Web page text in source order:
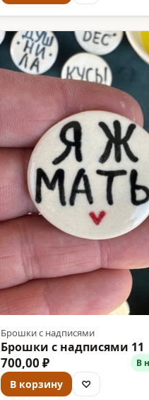
Брошки с надписями
Брошки с надписями 11
700,00 ₽ В
В корзину ♡